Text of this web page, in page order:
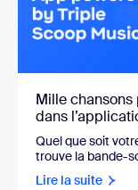
Mille chansons
dans
Quel que soit
trouve la bande-
Lire la suite